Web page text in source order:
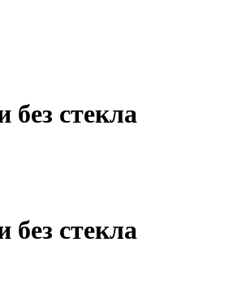
стекла
стекла